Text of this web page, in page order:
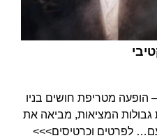
הופעה מטריפת חושים בניו
המציאות, מביאה את
לפרטים וכרטיסים>>>